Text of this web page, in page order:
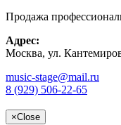
Продажа
Адрес:
Москва, ул.
music-stage@mail.ru
8 (929) 506-22-65
×Close